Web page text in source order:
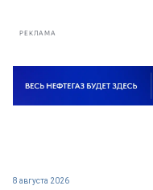
РЕКЛАМА
8 августа 2026